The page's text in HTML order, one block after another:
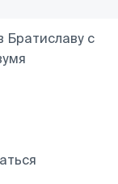
Братиславу с